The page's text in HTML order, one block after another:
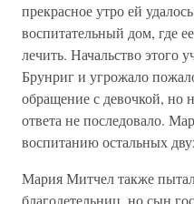
прекрасное утро ей
воспитательный дом, где
лечить. Начальство этого
Брунриг и угрожало
обращение с девочкой, но
ответа не последовало.
воспитанию остальных
Мария Митчел также
благодетельниц, но сын